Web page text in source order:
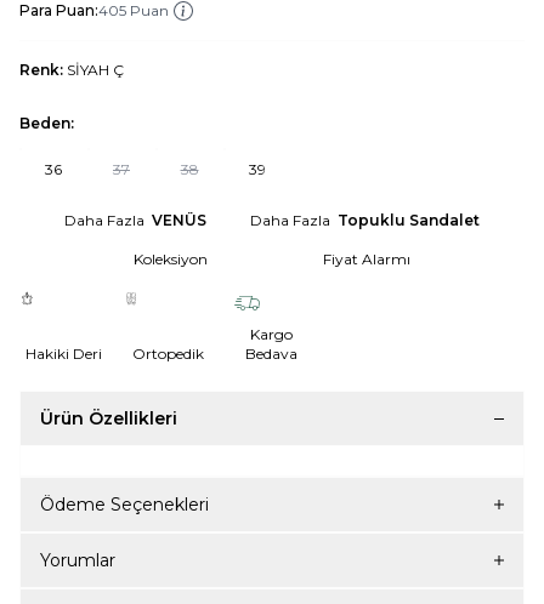
Para Puan:405 Puan
Renk: SİYAH Ç
Beden:
36 37 38 39
Daha Fazla VENÜS Daha Fazla Topuklu Sandalet
Koleksiyon Fiyat Alarmı
Hakiki Deri Ortopedik
Kargo
Bedava
Ürün Özellikleri
Ödeme Seçenekleri
Yorumlar